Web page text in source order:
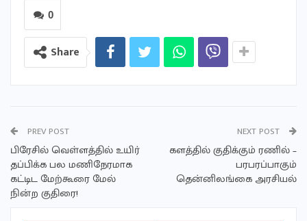
0
Share
PREV POST
பிரேசில் வெள்ளத்தில் உயிர்
தப்பிக்க பல மணிநேரமாக
கட்டிட மேற்கூரை மேல்
நின்ற குதிரை!
NEXT POST
களத்தில் குதிக்கும் ரணில் –
பரபரப்பாகும்
தென்னிலங்கை அரசியல்